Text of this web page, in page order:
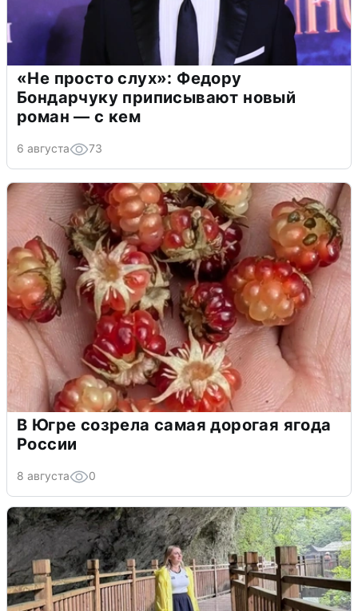
«Не просто слух»: Федору
Бондарчуку приписывают новый
роман — с кем
6 августа 73
В Югре созрела самая дорогая ягода
России
8 августа 0